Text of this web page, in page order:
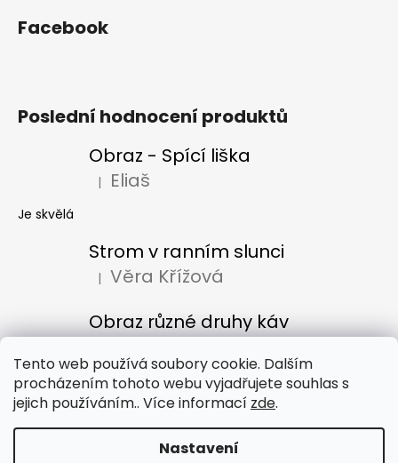
Tento web používá soubory cookie. Dalším
procházením tohoto webu vyjadřujete souhlas s
jejich používáním.. Více informací zde.
Nastavení
Facebook
Poslední hodnocení produktů
Obraz - Spící liška
Hodnocení produktu je 5 z 5 hvězdiček.
| Eliaš
Je skvělá
Strom v ranním slunci
Hodnocení produktu je 5 z 5 hvězdiček.
| Věra Křížová
Obraz různé druhy káv
Hodnocení produktu je 5 z 5 hvězdiček.